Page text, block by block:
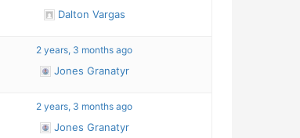
Dalton Vargas
2 years, 3 months ago
Jones Granatyr
2 years, 3 months ago
Jones Granatyr